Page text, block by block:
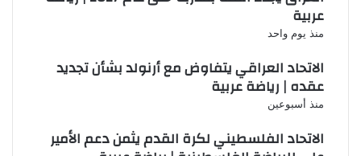
عربية
منذ يوم واحد
الاتحاد العراقي يتفاوض مع أرنولد بشأن تجديد
عقده | رياضة عربية
منذ أسبوعين
الاتحاد الفلسطيني لكرة القدم يثمن دعم الأمير